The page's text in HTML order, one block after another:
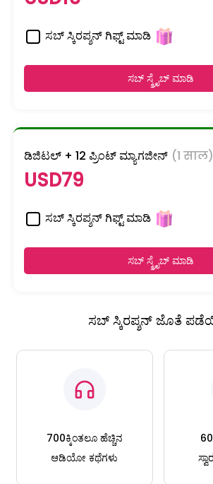
ಸಬ್ ಸ್ಕಿರಪ್ಶನ್ ಗಿಫ್ಟ್ ಮಾಡಿ
ಸಬ್ ಸ್ಕ್ರೈಬ್ ಮಾಡಿ
ಡಿಜಿಟಲ್ + 12 ಪ್ರಿಂಟ್ ಮ್ಯಾಗಜೀನ್ (1 साल)
USD79
ಸಬ್ ಸ್ಕಿರಪ್ಶನ್ ಗಿಫ್ಟ್ ಮಾಡಿ
ಸಬ್ ಸ್ಕ್ರೈಬ್ ಮಾಡಿ
ಸಬ್ ಸ್ಕಿರಪ್ಶನ್ ಜೊತೆ
700ಕ್ಕಿಂತಲೂ ಹೆಚ್ಚಿನ
ಆಡಿಯೋ ಕಥೆಗಳು